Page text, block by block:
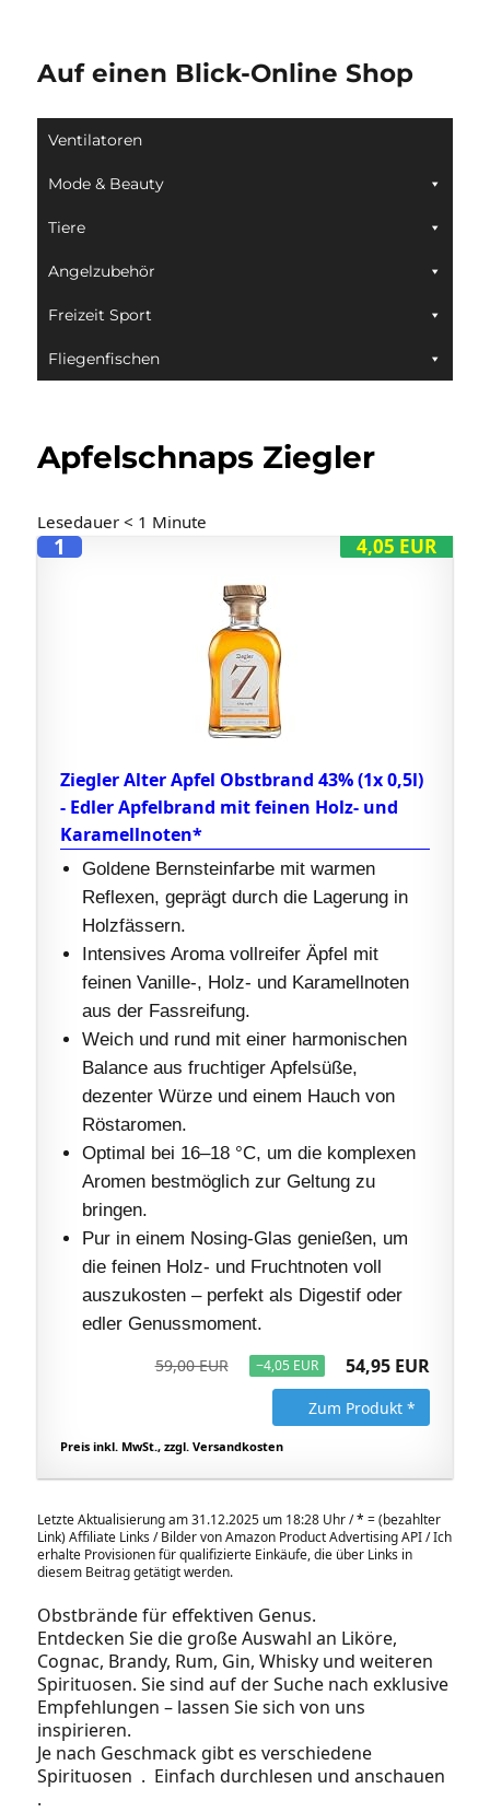
Auf einen Blick-Online Shop
Ventilatoren
Mode & Beauty
Tiere
Angelzubehör
Freizeit Sport
Fliegenfischen
Apfelschnaps Ziegler
Lesedauer < 1 Minute
4,05 EUR
1
Ziegler Alter Apfel Obstbrand 43% (1x 0,5l)
- Edler Apfelbrand mit feinen Holz- und
Karamellnoten*
Goldene Bernsteinfarbe mit warmen
Reflexen, geprägt durch die Lagerung in
Holzfässern.
Intensives Aroma vollreifer Äpfel mit
feinen Vanille-, Holz- und Karamellnoten
aus der Fassreifung.
Weich und rund mit einer harmonischen
Balance aus fruchtiger Apfelsüße,
dezenter Würze und einem Hauch von
Röstaromen.
Optimal bei 16–18 °C, um die komplexen
Aromen bestmöglich zur Geltung zu
bringen.
Pur in einem Nosing-Glas genießen, um
die feinen Holz- und Fruchtnoten voll
auszukosten – perfekt als Digestif oder
edler Genussmoment.
59,00 EUR −4,05 EUR 54,95 EUR
Zum Produkt *
Preis inkl. MwSt., zzgl. Versandkosten
Letzte Aktualisierung am 31.12.2025 um 18:28 Uhr /* = (bezahlter
Link) Affiliate Links / Bilder von Amazon Product Advertising API / Ich
erhalte Provisionen für qualifizierte Einkäufe, die über Links in
diesem Beitrag getätigt werden.
Obstbrände für effektiven Genus.
Entdecken Sie die große Auswahl an Liköre,
Cognac, Brandy, Rum, Gin, Whisky und weiteren
Spirituosen. Sie sind auf der Suche nach exklusive
Empfehlungen – lassen Sie sich von uns
inspirieren.
Je nach Geschmack gibt es verschiedene
Spirituosen . Einfach durchlesen und anschauen
.